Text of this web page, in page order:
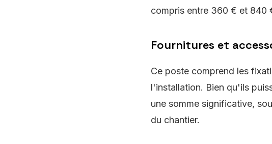
compris entre 360 € et 840
Fournitures et
Ce poste comprend les
l'installation. Bien qu'ils
une somme significative,
du chantier.